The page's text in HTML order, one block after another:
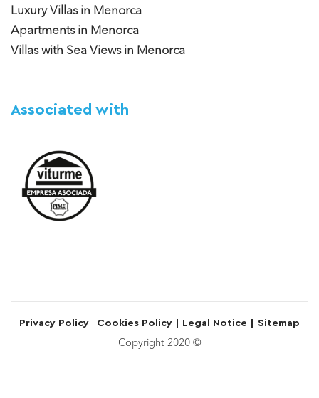
Luxury Villas in Menorca
Apartments in Menorca
Villas with Sea Views in Menorca
Associated with
Privacy Policy Cookies Policy | Legal Notice | Sitemap
Copyright 2020 ©